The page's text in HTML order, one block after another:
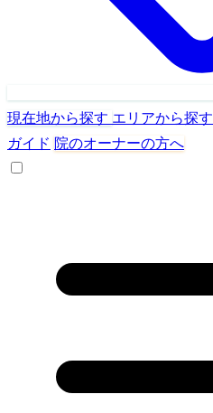
現在地から探す エリアから探す
ガイド 院のオーナーの方へ